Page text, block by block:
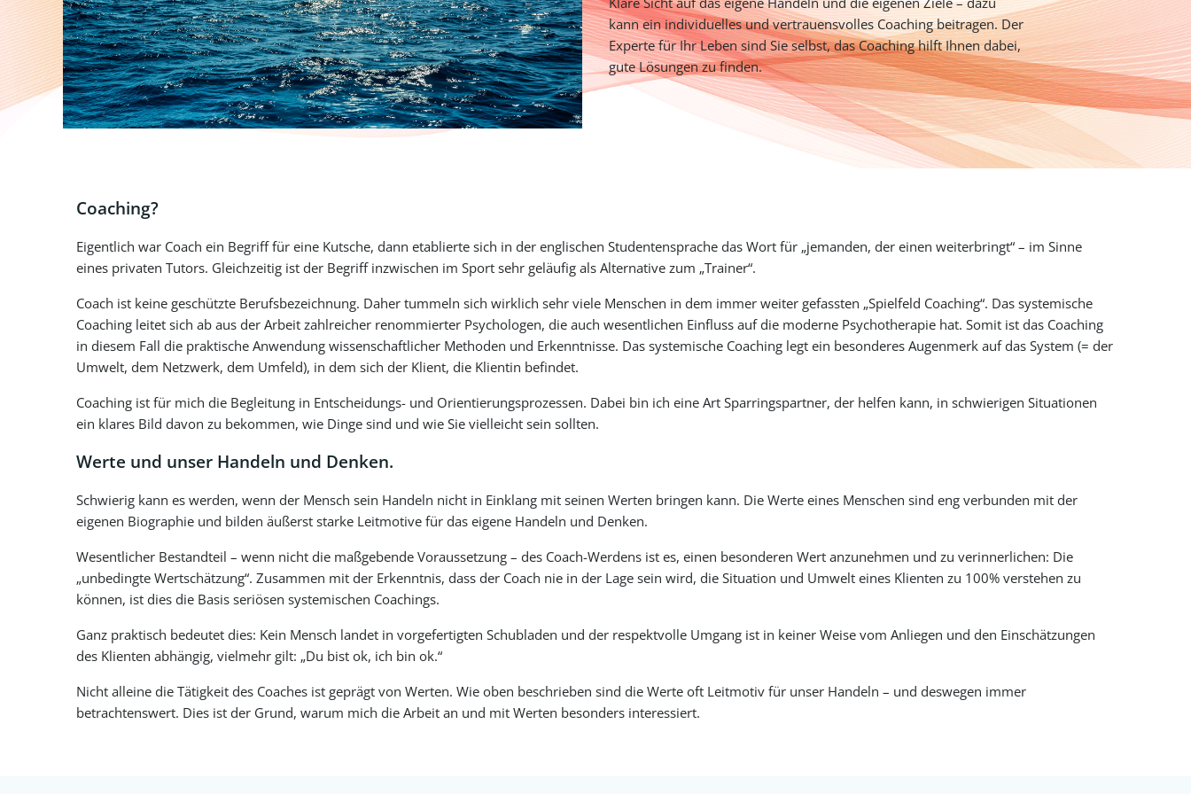
kann ein individuelles und vertrauensvolles Coaching beitragen. Der
Experte für Ihr Leben sind Sie selbst, das Coaching hilft Ihnen dabei,
gute Lösungen zu finden.
Coaching?
Eigentlich war Coach ein Begriff für eine Kutsche, dann etablierte sich in der englischen Studentensprache das Wort für „jemanden, der einen weiterbringt“ – im Sinne
eines privaten Tutors. Gleichzeitig ist der Begriff inzwischen im Sport sehr geläufig als Alternative zum „Trainer“.
Coach ist keine geschützte Berufsbezeichnung. Daher tummeln sich wirklich sehr viele Menschen in dem immer weiter gefassten „Spielfeld Coaching“. Das systemische
Coaching leitet sich ab aus der Arbeit zahlreicher renommierter Psychologen, die auch wesentlichen Einfluss auf die moderne Psychotherapie hat. Somit ist das Coaching
in diesem Fall die praktische Anwendung wissenschaftlicher Methoden und Erkenntnisse. Das systemische Coaching legt ein besonderes Augenmerk auf das System (= der
Umwelt, dem Netzwerk, dem Umfeld), in dem sich der Klient, die Klientin befindet.
Coaching ist für mich die Begleitung in Entscheidungs- und Orientierungsprozessen. Dabei bin ich eine Art Sparringspartner, der helfen kann, in schwierigen Situationen
ein klares Bild davon zu bekommen, wie Dinge sind und wie Sie vielleicht sein sollten.
Werte und unser Handeln und Denken.
Schwierig kann es werden, wenn der Mensch sein Handeln nicht in Einklang mit seinen Werten bringen kann. Die Werte eines Menschen sind eng verbunden mit der
eigenen Biographie und bilden äußerst starke Leitmotive für das eigene Handeln und Denken.
Wesentlicher Bestandteil – wenn nicht die maßgebende Voraussetzung – des Coach-Werdens ist es, einen besonderen Wert anzunehmen und zu verinnerlichen: Die
„unbedingte Wertschätzung“. Zusammen mit der Erkenntnis, dass der Coach nie in der Lage sein wird, die Situation und Umwelt eines Klienten zu 100% verstehen zu
können, ist dies die Basis seriösen systemischen Coachings.
Ganz praktisch bedeutet dies: Kein Mensch landet in vorgefertigten Schubladen und der respektvolle Umgang ist in keiner Weise vom Anliegen und den Einschätzungen
des Klienten abhängig, vielmehr gilt: „Du bist ok, ich bin ok.“
Nicht alleine die Tätigkeit des Coaches ist geprägt von Werten. Wie oben beschrieben sind die Werte oft Leitmotiv für unser Handeln – und deswegen immer
betrachtenswert. Dies ist der Grund, warum mich die Arbeit an und mit Werten besonders interessiert.